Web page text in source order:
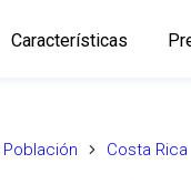
Características
Costa Rica